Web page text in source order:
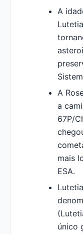
A
A
a
67P/
mais
ESA.
único